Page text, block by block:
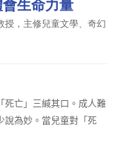
生命力量
授，主修兒童文學、奇幻
死亡」三緘其口。成人難
說為妙。當兒童對「死